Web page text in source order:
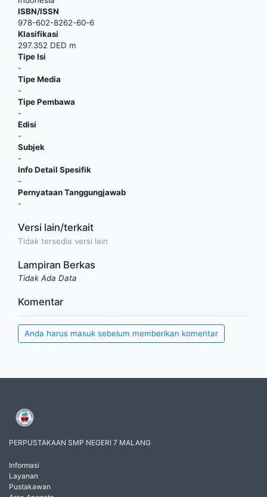
ISBN/ISSN
978-602-8262-60-6
Klasifikasi
297.352 DED m
Tipe Isi
-
Tipe Media
-
Tipe Pembawa
-
Edisi
-
Subjek
-
Info Detail Spesifik
-
Pernyataan Tanggungjawab
-
Versi lain/terkait
Tidak tersedia versi lain
Lampiran Berkas
Tidak Ada Data
Komentar
Anda harus masuk sebelum memberikan komentar
PERPUSTAKAAN SMP NEGERI 7 MALANG
Informasi
Layanan
Pustakawan